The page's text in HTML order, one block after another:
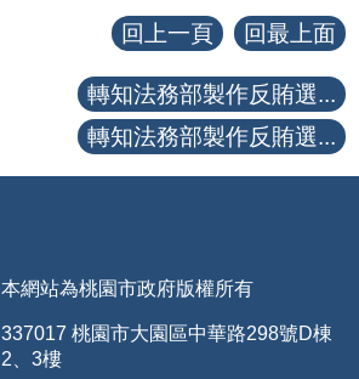
回上一頁 回最上面
轉知法務部製作反賄選...
轉知法務部製作反賄選...
本網站為桃園市政府版權所有
337017 桃園市大園區中華路298號D棟
2、3樓